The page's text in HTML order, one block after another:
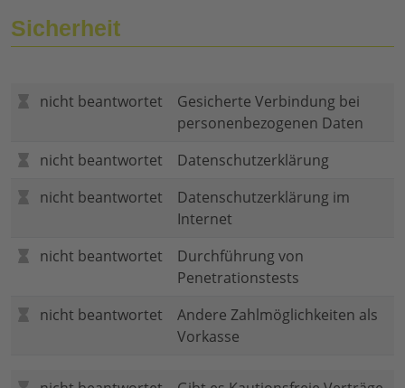
Sicherheit
nicht beantwortet
Gesicherte Verbindung bei
personenbezogenen Daten
nicht beantwortet
Datenschutzerklärung
nicht beantwortet
Datenschutzerklärung im
Internet
nicht beantwortet
Durchführung von
Penetrationstests
nicht beantwortet
Andere Zahlmöglichkeiten als
Vorkasse